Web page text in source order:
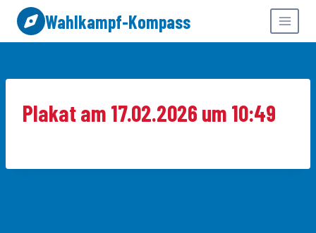
Zum
Inhalt
springen
Wahlkampf-Kompass
Plakat am 17.02.2026 um 10:49